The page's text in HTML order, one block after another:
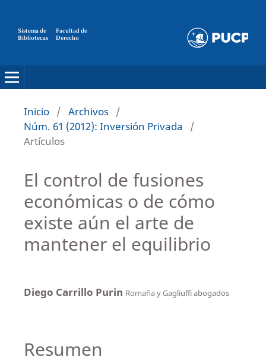
Sistema de
Bibliotecas
Facultad de
Derecho
Inicio / Archivos /
Núm. 61 (2012): Inversión Privada
/
Artículos
El control de fusiones
económicas o de cómo
existe aún el arte de
mantener el equilibrio
Diego Carrillo Purin Romaña y Gagliuffi abogados
Resumen